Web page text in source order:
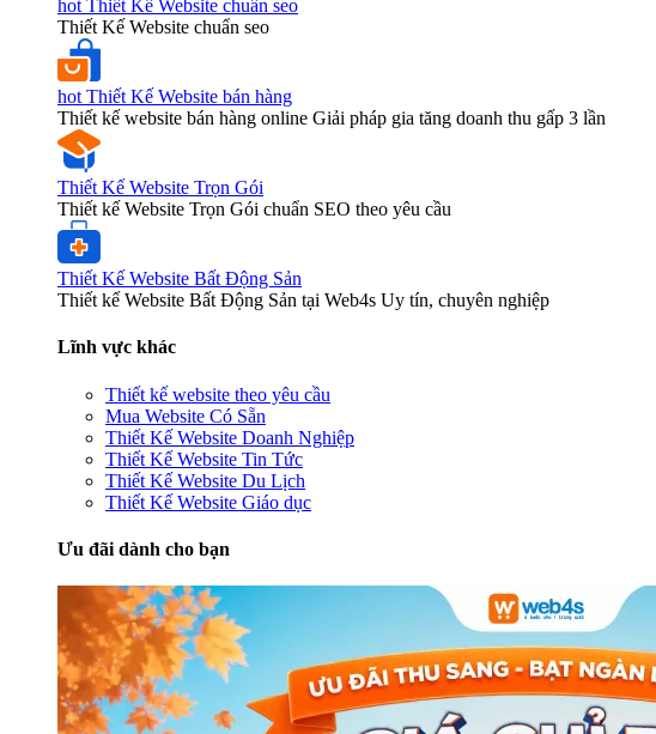
hot Thiết Kế Website chuẩn seo
Thiết Kế Website chuẩn seo
hot Thiết Kế Website bán hàng
Thiết kế website bán hàng online Giải pháp gia tăng doanh thu gấp 3 lần
Thiết Kế Website Trọn Gói
Thiết kế Website Trọn Gói chuẩn SEO theo yêu cầu
Thiết Kế Website Bất Động Sản
Thiết kế Website Bất Động Sản tại Web4s Uy tín, chuyên nghiệp
Lĩnh vực khác
Thiết kế website theo yêu cầu
Mua Website Có Sẵn
Thiết Kế Website Doanh Nghiệp
Thiết Kế Website Tin Tức
Thiết Kế Website Du Lịch
Thiết Kế Website Giáo dục
Ưu đãi dành cho bạn